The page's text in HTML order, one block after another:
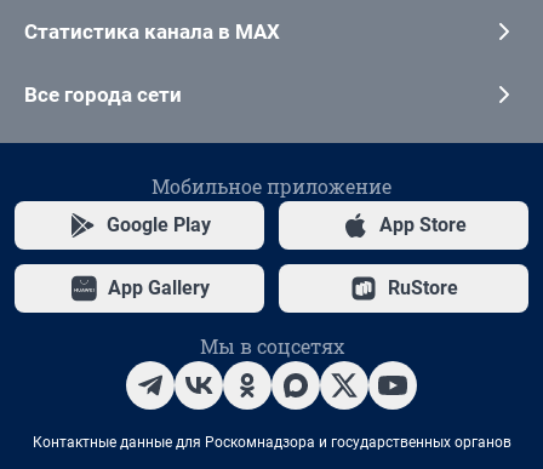
Статистика канала в MAX
Все города сети
Мобильное приложение
Google Play App Store
App Gallery RuStore
Мы в соцсетях
Контактные данные для Роскомнадзора и государственных органов